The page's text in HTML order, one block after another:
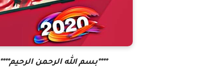
****بسم الله الرحمن الرحيم****